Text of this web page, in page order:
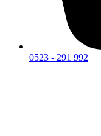
0523 - 291 992